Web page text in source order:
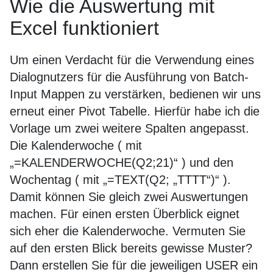
Wie die Auswertung mit
Excel funktioniert
Um einen Verdacht für die Verwendung eines
Dialognutzers für die Ausführung von Batch-
Input Mappen zu verstärken, bedienen wir uns
erneut einer Pivot Tabelle. Hierfür habe ich die
Vorlage um zwei weitere Spalten angepasst.
Die Kalenderwoche ( mit
„=KALENDERWOCHE(Q2;21)“ ) und den
Wochentag ( mit „=TEXT(Q2; „TTTT“)“ ).
Damit können Sie gleich zwei Auswertungen
machen. Für einen ersten Überblick eignet
sich eher die Kalenderwoche. Vermuten Sie
auf den ersten Blick bereits gewisse Muster?
Dann erstellen Sie für die jeweiligen USER ein